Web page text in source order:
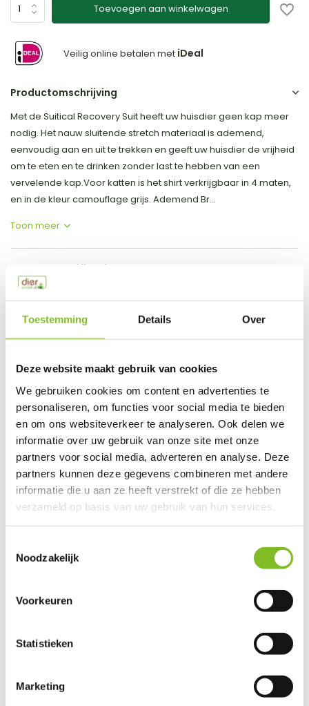
Toestemming Details Over
Deze website maakt gebruik van cookies
We gebruiken cookies om content en advertenties te
personaliseren, om functies voor social media te bieden
en om ons websiteverkeer te analyseren. Ook delen we
informatie over uw gebruik van onze site met onze
partners voor social media, adverteren en analyse. Deze
partners kunnen deze gegevens combineren met andere
informatie die u aan ze heeft verstrekt of die ze hebben
verzameld op basis van uw gebruik van hun services.
Noodzakelijk
Voorkeuren
Statistieken
Marketing
Toevoegen aan winkelwagen
Veilig online betalen met iDeal
Productomschrijving
Met de Suitical Recovery Suit heeft uw huisdier geen kap meer
nodig. Het nauw sluitende stretch materiaal is ademend,
eenvoudig aan en uit te trekken en geeft uw huisdier de vrijheid
om te eten en te drinken zonder last te hebben van een
vervelende kap.Voor katten is het shirt verkrijgbaar in 4 maten,
en in de kleur camouflage grijs. Ademend Br...
Toon meer
Productspecificaties
EAN 8718375251430
Vergelijk Delen
Do you have a question about this product?
Our employee is happy to help you find the right product
Send mail
This product is available in the following variants:
Gerelateerde producten
Incl. btw
Vetramil
Honingzalf 10...
€10,50
Incl. btw